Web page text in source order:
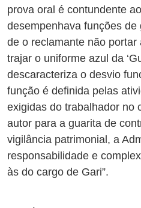
prova oral é contundente
desempenhava funções
de o reclamante não
trajar o uniforme azul da
descaracteriza o desvio
função é definida pelas
exigidas do trabalhador no
autor para a guarita de
vigilância patrimonial, a
responsabilidade e
às do cargo de Gari”.